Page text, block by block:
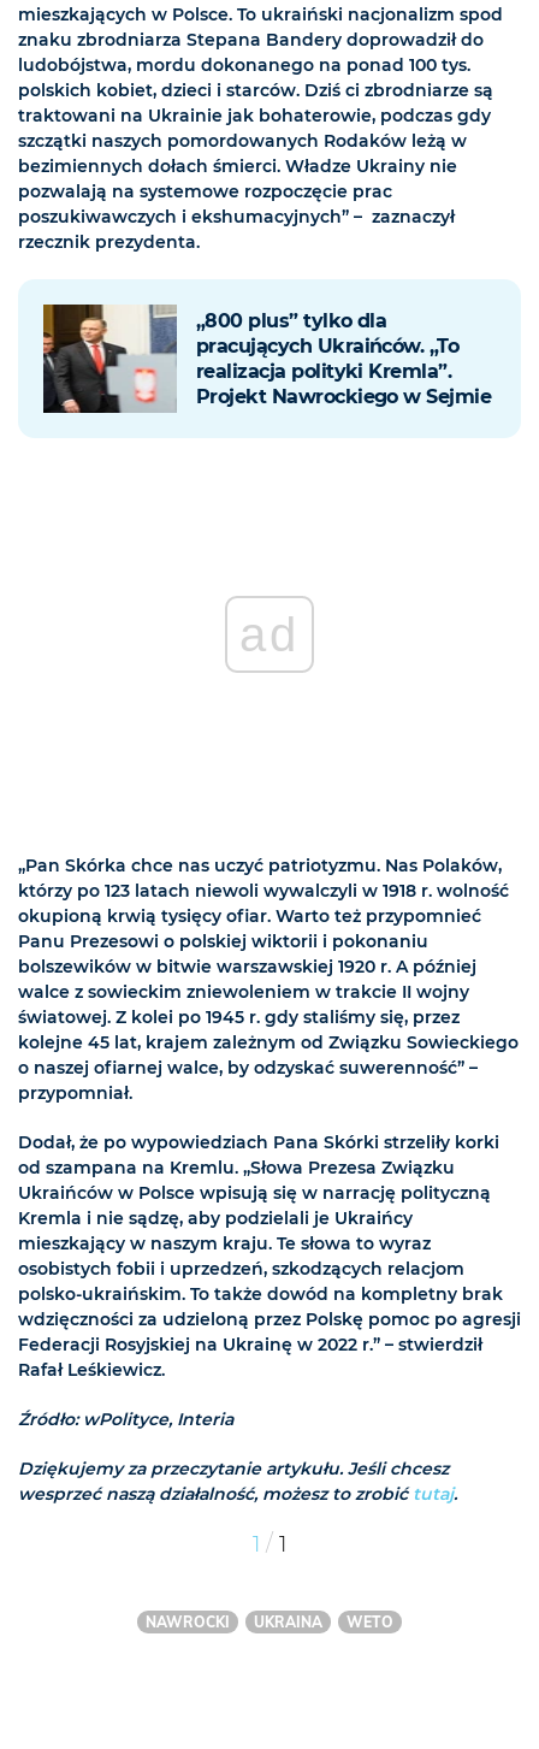
mieszkających w Polsce. To ukraiński nacjonalizm spod
znaku zbrodniarza Stepana Bandery doprowadził do
ludobójstwa, mordu dokonanego na ponad 100 tys.
polskich kobiet, dzieci i starców. Dziś ci zbrodniarze są
traktowani na Ukrainie jak bohaterowie, podczas gdy
szczątki naszych pomordowanych Rodaków leżą w
bezimiennych dołach śmierci. Władze Ukrainy nie
pozwalają na systemowe rozpoczęcie prac
poszukiwawczych i ekshumacyjnych” – zaznaczył
rzecznik prezydenta.
„800 plus” tylko dla
pracujących Ukraińców. „To
realizacja polityki Kremla”.
Projekt Nawrockiego w Sejmie
ad
„Pan Skórka chce nas uczyć patriotyzmu. Nas Polaków,
którzy po 123 latach niewoli wywalczyli w 1918 r. wolność
okupioną krwią tysięcy ofiar. Warto też przypomnieć
Panu Prezesowi o polskiej wiktorii i pokonaniu
bolszewików w bitwie warszawskiej 1920 r. A później
walce z sowieckim zniewoleniem w trakcie II wojny
światowej. Z kolei po 1945 r. gdy staliśmy się, przez
kolejne 45 lat, krajem zależnym od Związku Sowieckiego
o naszej ofiarnej walce, by odzyskać suwerenność” –
przypomniał.
Dodał, że po wypowiedziach Pana Skórki strzeliły korki
od szampana na Kremlu. „Słowa Prezesa Związku
Ukraińców w Polsce wpisują się w narrację polityczną
Kremla i nie sądzę, aby podzielali je Ukraińcy
mieszkający w naszym kraju. Te słowa to wyraz
osobistych fobii i uprzedzeń, szkodzących relacjom
polsko-ukraińskim. To także dowód na kompletny brak
wdzięczności za udzieloną przez Polskę pomoc po agresji
Federacji Rosyjskiej na Ukrainę w 2022 r.” – stwierdził
Rafał Leśkiewicz.
Źródło: wPolityce, Interia
Dziękujemy za przeczytanie artykułu. Jeśli chcesz
wesprzeć naszą działalność, możesz to zrobićtutaj.
1 / 1
NAWROCKI UKRAINA WETO